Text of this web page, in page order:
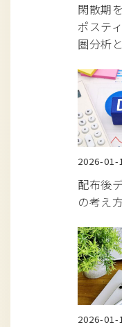
閑散期
ポステ
圏分析
2026-01-
配布後
の考え方
2026-01-